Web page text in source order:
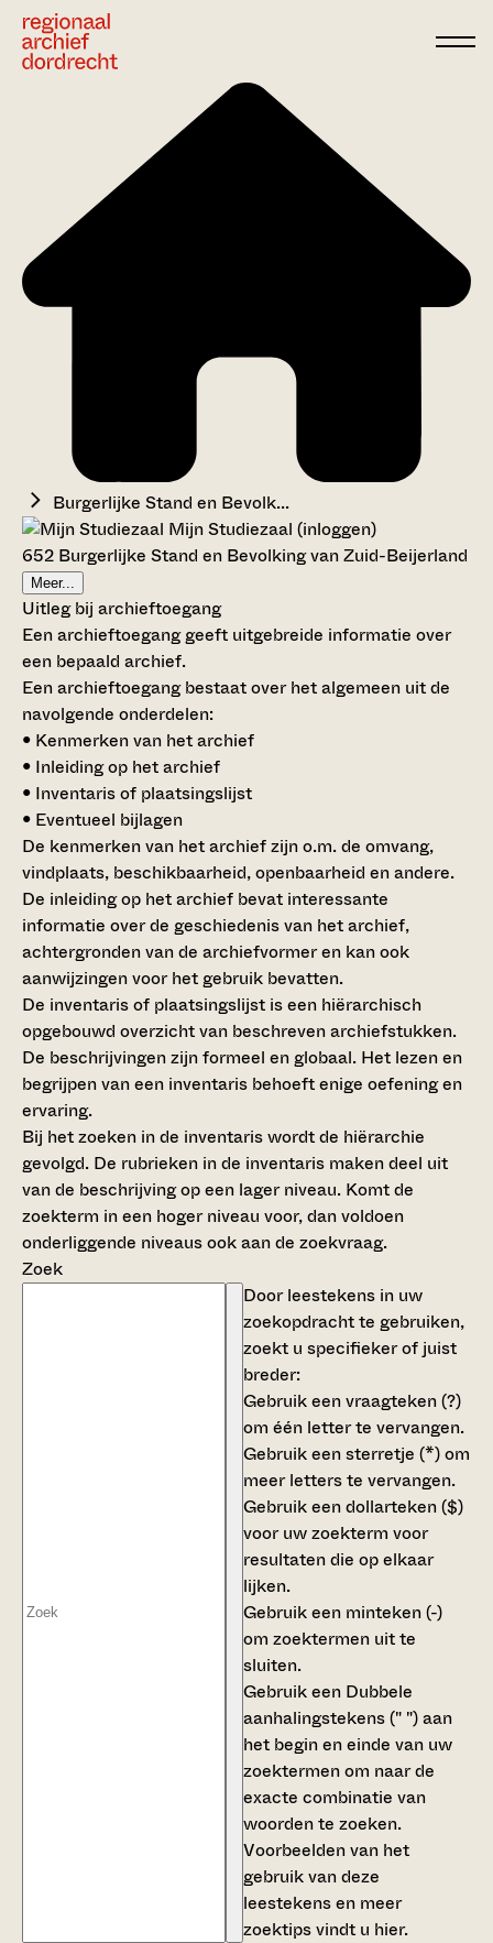
Burgerlijke Stand en Bevolk...
Mijn Studiezaal (inloggen)
652 Burgerlijke Stand en Bevolking van Zuid-Beijerland
Meer...
Uitleg bij archieftoegang
Een archieftoegang geeft uitgebreide informatie over
een bepaald archief.
Een archieftoegang bestaat over het algemeen uit de
navolgende onderdelen:
• Kenmerken van het archief
• Inleiding op het archief
• Inventaris of plaatsingslijst
• Eventueel bijlagen
De kenmerken van het archief zijn o.m. de omvang,
vindplaats, beschikbaarheid, openbaarheid en andere.
De inleiding op het archief bevat interessante
informatie over de geschiedenis van het archief,
achtergronden van de archiefvormer en kan ook
aanwijzingen voor het gebruik bevatten.
De inventaris of plaatsingslijst is een hiërarchisch
opgebouwd overzicht van beschreven archiefstukken.
De beschrijvingen zijn formeel en globaal. Het lezen en
begrijpen van een inventaris behoeft enige oefening en
ervaring.
Bij het zoeken in de inventaris wordt de hiërarchie
gevolgd. De rubrieken in de inventaris maken deel uit
van de beschrijving op een lager niveau. Komt de
zoekterm in een hoger niveau voor, dan voldoen
onderliggende niveaus ook aan de zoekvraag.
Zoek
Door leestekens in uw
zoekopdracht te gebruiken,
zoekt u specifieker of juist
breder:
Gebruik eenvraagteken (?)
om één letter te vervangen.
Gebruik eensterretje (*)om
meer letters te vervangen.
Gebruik eendollarteken ($)
voor uw zoekterm voor
resultaten die op elkaar
lijken.
Gebruik een minteken (-)
om zoektermen uit te
sluiten.
Gebruik een Dubbele
aanhalingstekens (" ")aan
het begin en einde van uw
zoektermen om naar de
exacte combinatie van
woorden te zoeken.
Voorbeelden van het
gebruik van deze
leestekens en meer
zoektips vindt u hier.